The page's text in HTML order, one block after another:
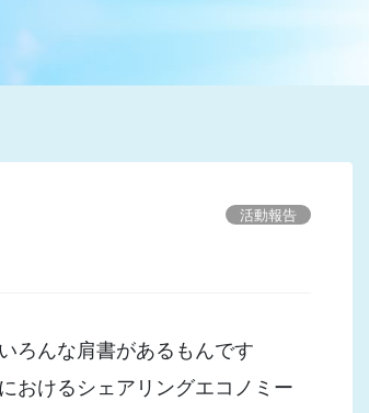
活動報告
ろんな肩書があるもんです
おけるシェアリングエコノミー